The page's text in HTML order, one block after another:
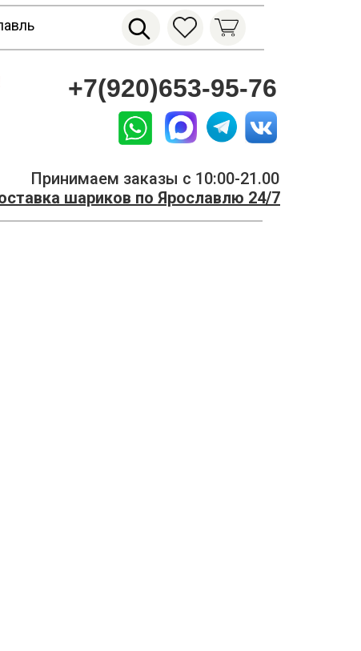
+7(920)653-95-76
Принимаем заказы с 10:00-21.00
шариков по Ярославлю 24/7